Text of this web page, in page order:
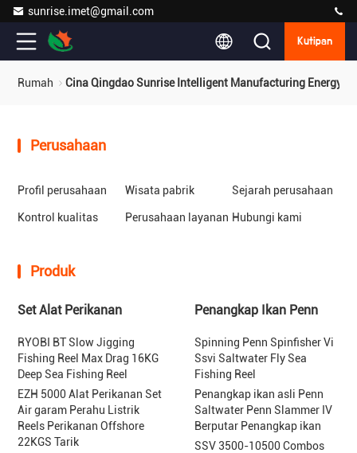
sunrise.imet@gmail.com
Kutipan
Rumah Cina Qingdao Sunrise Intelligent Manufacturing Energy
Perusahaan
Profil perusahaan Wisata pabrik Sejarah perusahaan
Kontrol kualitas Perusahaan layanan Hubungi kami
Produk
Set Alat Perikanan
RYOBI BT Slow Jigging
Fishing Reel Max Drag 16KG
Deep Sea Fishing Reel
EZH 5000 Alat Perikanan Set
Air garam Perahu Listrik
Reels Perikanan Offshore
22KGS Tarik
Penangkap Ikan Penn
Spinning Penn Spinfisher Vi
Ssvi Saltwater Fly Sea
Fishing Reel
Penangkap ikan asli Penn
Saltwater Penn Slammer IV
Berputar Penangkap ikan
SSV 3500-10500 Combos